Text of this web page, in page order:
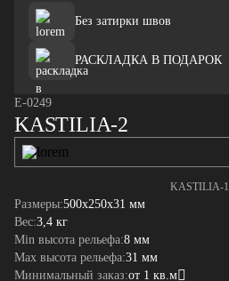
Без затирки швов
РАСКЛАДКА В ПОДАРОК
E-0249
KASTILIA-2
KASTILIA-1
Размеры:500x250x31 мм
Вес:3,4 кг
Min высота рельефа:8 мм
Max высота рельефа:31 мм
Минимальный заказ:от 1 кв.м